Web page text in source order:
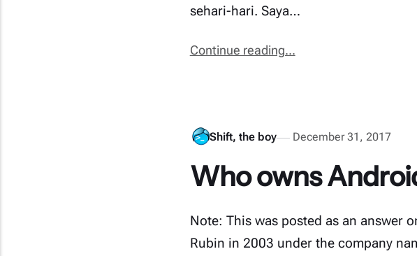
sehari-hari. Saya…
Continue reading...
Shift, the boy December 31, 2017
Who owns
Note: This was posted as an answer
Rubin in 2003 under the company